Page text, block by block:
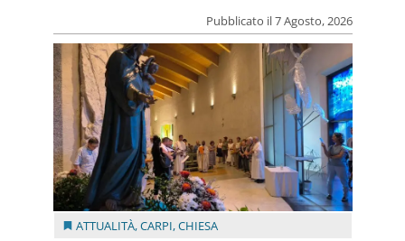
Pubblicato il 7 Agosto, 2026
ATTUALITÀ,CARPI,CHIESA